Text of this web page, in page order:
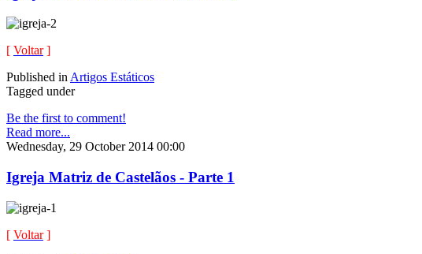
[ Voltar]
Published in Artigos Estáticos
Tagged under
Be the first to comment!
Read more...
Wednesday, 29 October 2014 00:00
Igreja Matriz de Castelãos - Parte 1
[ Voltar]